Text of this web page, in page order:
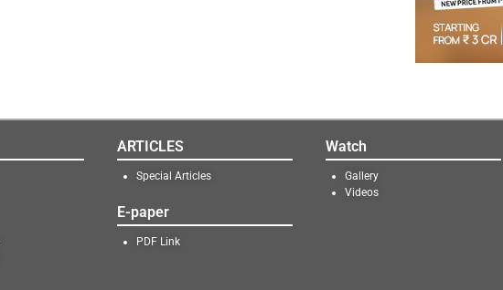
ARTICLES
Special Articles
E-paper
PDF Link
Watch
Gallery
Videos